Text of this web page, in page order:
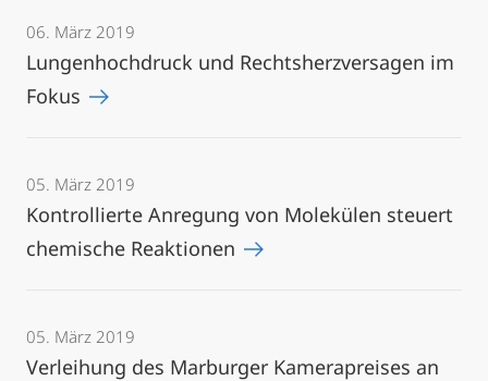
06. März 2019
Lungenhochdruck und Rechtsherzversagen im
Fokus
05. März 2019
Kontrollierte Anregung von Molekülen steuert
chemische Reaktionen
05. März 2019
Verleihung des Marburger Kamerapreises an